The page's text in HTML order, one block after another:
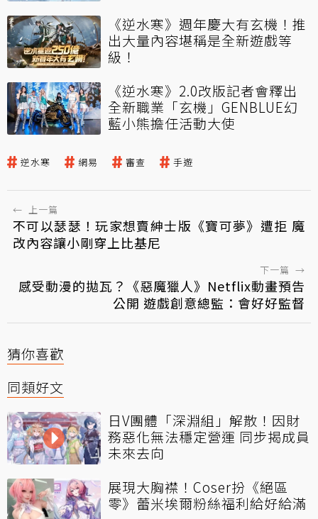
《逆水寒》週年慶大有玄機！推
出大量內容堪稱是全新遊戲等
級！
《逆水寒》2.0改版記者會釋出
全新職業「玄機」GENBLUE幻
藍小熊擔任活動大使
逆水寒 網易 審查 手遊
← 上一篇
不可以瑟瑟！玩家想賣紳士版《寶可夢》遭拒 魔
改內容讓小剛穿上比基尼
下一篇 →
感受動漫的拋瓦？《惡魔獵人》Netflix動畫預告
公開 遊戲創意總監：會好好監督
猜你喜歡
同類好文
日V團體「深淵組」解散！因財
務惡化無法穩定營運 同步揭成員
未來去向
展現大胸襟！Coser扮《絕區
零》蕾米埃爾粉絲福利給好給滿